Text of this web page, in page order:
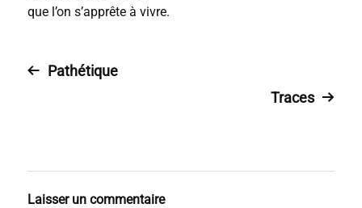
que l’on s’apprête à vivre.
Pathétique
Traces
Laisser un commentaire